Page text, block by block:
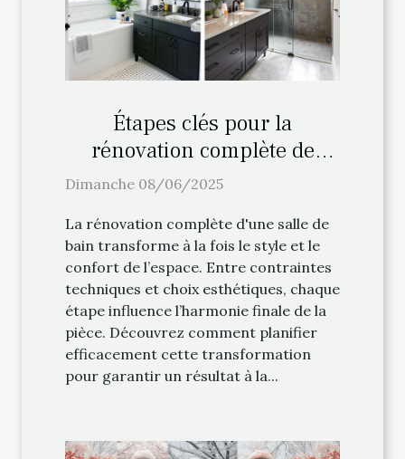
Étapes clés pour la
rénovation complète de
votre salle de bain
Dimanche 08/06/2025
La rénovation complète d'une salle de
bain transforme à la fois le style et le
confort de l’espace. Entre contraintes
techniques et choix esthétiques, chaque
étape influence l’harmonie finale de la
pièce. Découvrez comment planifier
efficacement cette transformation
pour garantir un résultat à la...